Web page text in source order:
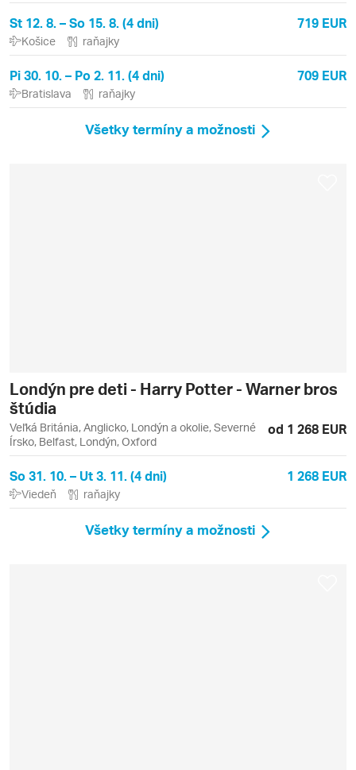
St 12. 8. – So 15. 8. (4 dni) 719 EUR
Košice raňajky
Pi 30. 10. – Po 2. 11. (4 dni) 709 EUR
Bratislava raňajky
Všetky termíny a možnosti
Londýn pre deti - Harry Potter - Warner bros
štúdia
Veľká Británia, Anglicko, Londýn a okolie, Severné
Írsko, Belfast, Londýn, Oxford
od 1 268 EUR
So 31. 10. – Ut 3. 11. (4 dni) 1 268 EUR
Viedeň raňajky
Všetky termíny a možnosti